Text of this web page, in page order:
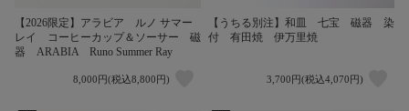
【2026限定】アラビア ルノ サマー
レイ コーヒーカップ＆ソーサー 磁
器 ARABIA Runo Summer Ray
8,000円(税込8,800円)
【うちる別注】和皿 七宝 磁器 染
付 有田焼 伊万里焼
3,700円(税込4,070円)